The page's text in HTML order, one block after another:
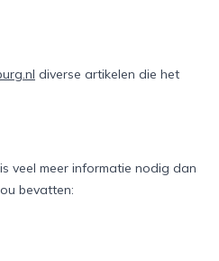
diverse artikelen die het
veel meer informatie nodig dan
bevatten: